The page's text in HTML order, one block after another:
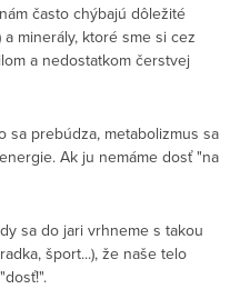
často chýbajú dôležité
minerály, ktoré sme si cez
a nedostatkom čerstvej
sa prebúdza, metabolizmus sa
Ak ju nemáme dosť "na
sa do jari vrhneme s takou
šport...), že naše telo